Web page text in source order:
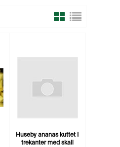
Huseby ananas kuttet I
trekanter med skall